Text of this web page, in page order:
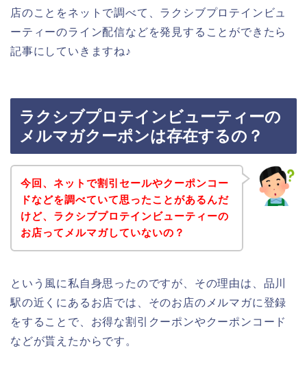
店のことをネットで調べて、ラクシブプロテインビュ
ーティーのライン配信などを発見することができたら
記事にしていきますね♪
ラクシブプロテインビューティーの
メルマガクーポンは存在するの？
今回、ネットで割引セールやクーポンコー
ドなどを調べていて思ったことがあるんだ
けど、ラクシブプロテインビューティーの
お店ってメルマガしていないの？
という風に私自身思ったのですが、その理由は、品川
駅の近くにあるお店では、そのお店のメルマガに登録
をすることで、お得な割引クーポンやクーポンコード
などが貰えたからです。